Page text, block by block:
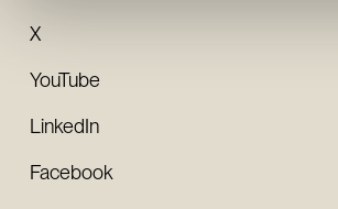
X
YouTube
LinkedIn
Facebook